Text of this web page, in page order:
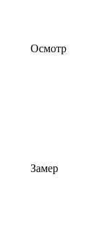
Осмотр
Замер